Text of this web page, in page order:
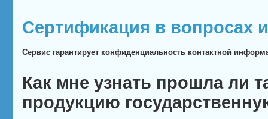
Сертификация в вопросах
Сервис гарантирует конфиденциальность контактной
Как мне узнать прошла ли
продукцию